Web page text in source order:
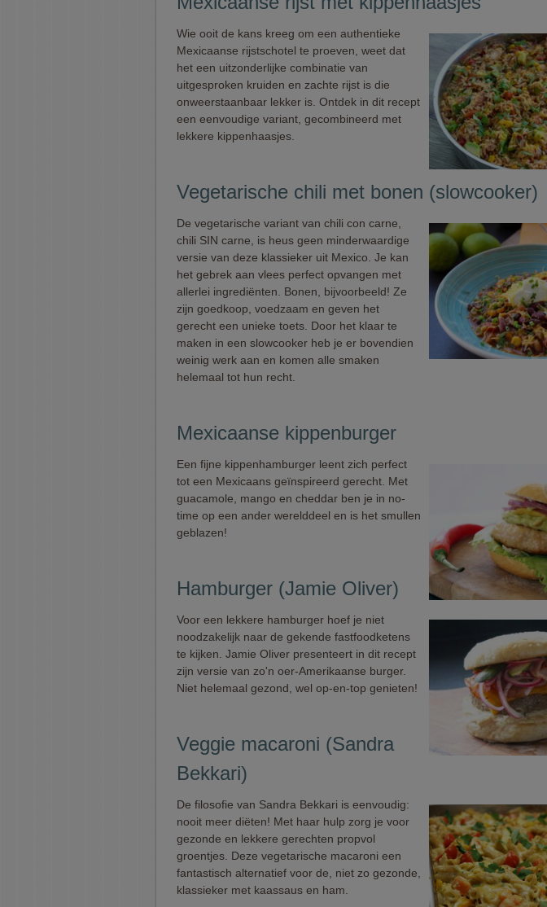
Wie ooit de kans kreeg om een authentieke
Mexicaanse rijstschotel te proeven, weet dat
het een uitzonderlijke combinatie van
uitgesproken kruiden en zachte rijst is die
onweerstaanbaar lekker is. Ontdek in dit recept
een eenvoudige variant, gecombineerd met
lekkere kippenhaasjes.
Vegetarische chili met bonen (slowcooker)
De vegetarische variant van chili con carne,
chili SIN carne, is heus geen minderwaardige
versie van deze klassieker uit Mexico. Je kan
het gebrek aan vlees perfect opvangen met
allerlei ingrediënten. Bonen, bijvoorbeeld! Ze
zijn goedkoop, voedzaam en geven het
gerecht een unieke toets. Door het klaar te
maken in een slowcooker heb je er bovendien
weinig werk aan en komen alle smaken
helemaal tot hun recht.
Mexicaanse kippenburger
Een fijne kippenhamburger leent zich perfect
tot een Mexicaans geïnspireerd gerecht. Met
guacamole, mango en cheddar ben je in no-
time op een ander werelddeel en is het smullen
geblazen!
Hamburger (Jamie Oliver)
Voor een lekkere hamburger hoef je niet
noodzakelijk naar de gekende fastfoodketens
te kijken. Jamie Oliver presenteert in dit recept
zijn versie van zo'n oer-Amerikaanse burger.
Niet helemaal gezond, wel op-en-top genieten!
Veggie macaroni (Sandra
Bekkari)
De filosofie van Sandra Bekkari is eenvoudig:
nooit meer diëten! Met haar hulp zorg je voor
gezonde en lekkere gerechten propvol
groentjes. Deze vegetarische macaroni een
fantastisch alternatief voor de, niet zo gezonde,
klassieker met kaassaus en ham.